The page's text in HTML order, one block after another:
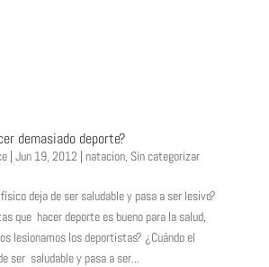
demasiado deporte?
| Jun 19, 2012 | natacion, Sin categorizar
deja de ser saludable y pasa a ser lesivo?
que hacer deporte es bueno para la salud,
lesionamos los deportistas? ¿Cuándo el
ser saludable y pasa a ser...